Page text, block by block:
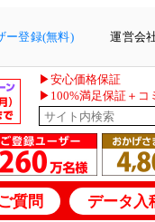
ー登録(無料) 運営会
▶安心価格保証
▶100%満足保証＋コ
質問 データ入